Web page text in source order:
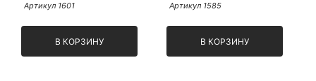
единорожек»
Артикул 1601
В КОРЗИНУ
Артикул 1585
В КОРЗИНУ